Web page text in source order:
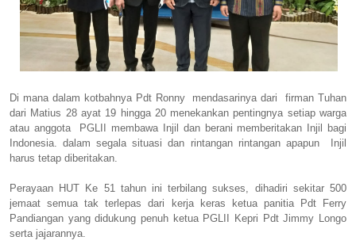
Di mana dalam kotbahnya Pdt Ronny mendasarinya dari firman Tuhan
dari Matius 28 ayat 19 hingga 20 menekankan pentingnya setiap warga
atau anggota PGLII membawa Injil dan berani memberitakan Injil bagi
Indonesia. dalam segala situasi dan rintangan rintangan apapun Injil
harus tetap diberitakan.
Perayaan HUT Ke 51 tahun ini terbilang sukses, dihadiri sekitar 500
jemaat semua tak terlepas dari kerja keras ketua panitia Pdt Ferry
Pandiangan yang didukung penuh ketua PGLII Kepri Pdt Jimmy Longo
serta jajarannya.